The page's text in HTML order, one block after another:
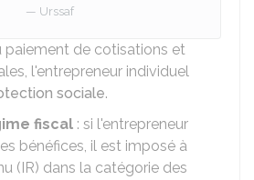
Urssaf
paiement de cotisations et
l'entrepreneur individuel
sociale.
fiscal : si l'entrepreneur
bénéfices, il est imposé à
(IR) dans la catégorie des